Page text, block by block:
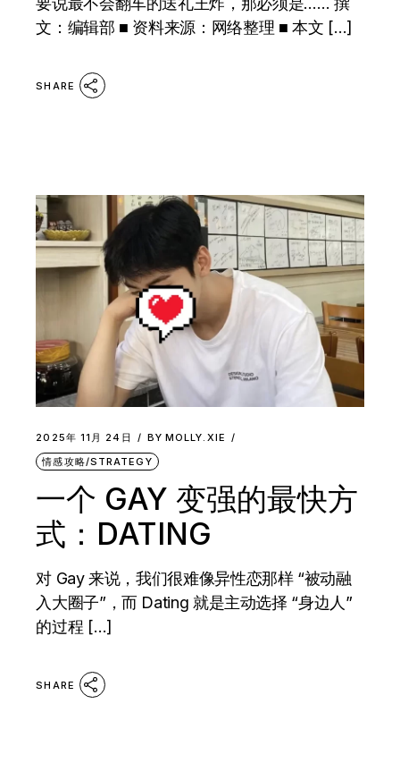
文：编辑部 ■ 资料来源：网络整理 ■ 本文 […]
SHARE
2025年 11月 24日 BY MOLLY.XIE
情感攻略/STRATEGY
一个 GAY 变强的最快方
式：DATING
对 Gay 来说，我们很难像异性恋那样 “被动融
入大圈子”，而 Dating 就是主动选择 “身边人”
的过程 […]
SHARE